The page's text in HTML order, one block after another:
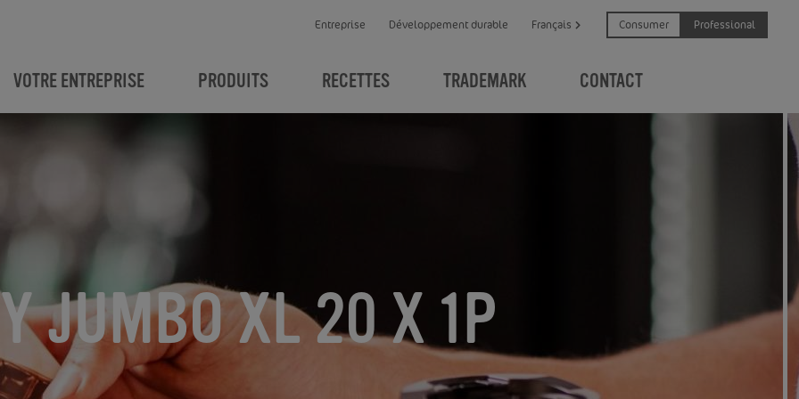
Entreprise Développement durable Français Professional
Consumer
VOTRE ENTREPRISE PRODUITS RECETTES TRADEMARK CONTACT
JUMBO XL 20 X 1P